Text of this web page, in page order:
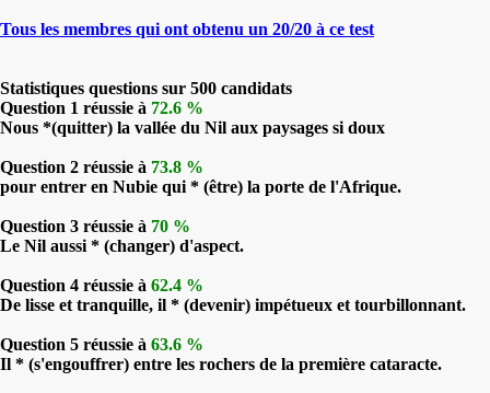
Tous les membres qui ont obtenu un 20/20 à ce test
Statistiques questions sur 500 candidats
Question 1 réussie à 72.6 %
Nous *(quitter) la vallée du Nil aux paysages si doux
Question 2 réussie à 73.8 %
pour entrer en Nubie qui * (être) la porte de l'Afrique.
Question 3 réussie à 70 %
Le Nil aussi * (changer) d'aspect.
Question 4 réussie à 62.4 %
De lisse et tranquille, il * (devenir) impétueux et tourbillonnant.
Question 5 réussie à 63.6 %
Il * (s'engouffrer) entre les rochers de la première cataracte.